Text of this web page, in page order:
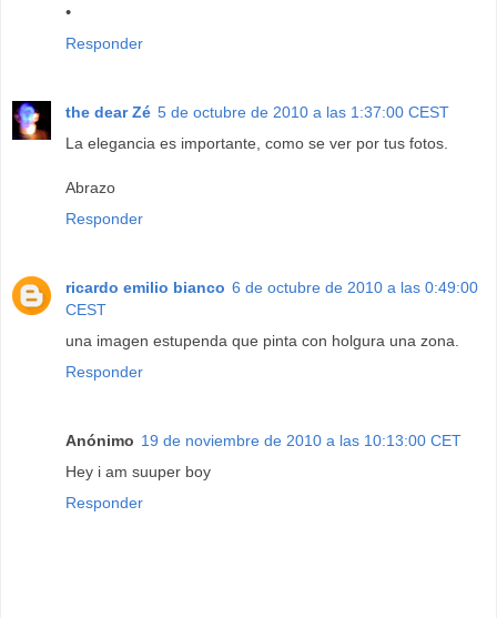
•
Responder
the dear Zé 5 de octubre de 2010 a las 1:37:00 CEST
La elegancia es importante, como se ver por tus fotos.
Abrazo
Responder
ricardo emilio bianco 6 de octubre de 2010 a las 0:49:00
CEST
una imagen estupenda que pinta con holgura una zona.
Responder
Anónimo 19 de noviembre de 2010 a las 10:13:00 CET
Hey i am suuper boy
Responder